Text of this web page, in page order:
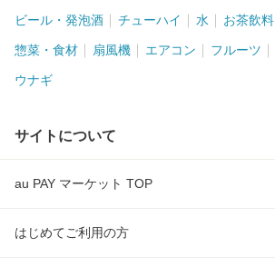
ビール・発泡酒 チューハイ 水 お茶飲料
惣菜・食材 扇風機 エアコン フルーツ
ウナギ
サイトについて
au PAY マーケット TOP
はじめてご利用の方